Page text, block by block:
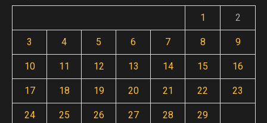
1 2
3 4 5 6 7 8 9
10 11 12 13 14 15 16
17 18 19 20 21 22 23
24 25 26 27 28 29